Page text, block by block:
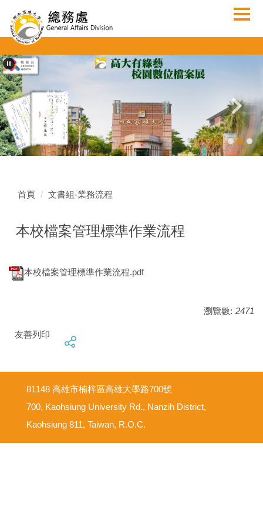
到
主
內
容
區
首頁 文書組-業務流程
本校檔案管理標準作業流程
本校檔案管理標準作業流程.pdf
瀏覽數: 2471
友善列印
81148 高雄市楠梓區高雄大學路700號
700, Kaohsiung University Rd., Nanzih District,
Kaohsiung 811, Taiwan, R.O.C.